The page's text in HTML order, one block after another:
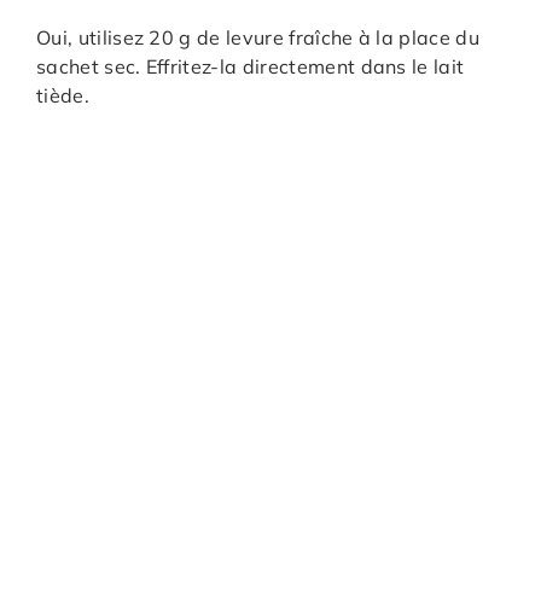
Oui, utilisez 20 g de levure fraîche à la place du
sachet sec. Effritez-la directement dans le lait
tiède.